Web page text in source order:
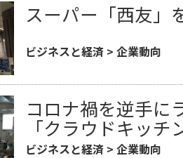
スーパー「西友」
ビジネスと経済 >企業動向
コロナ禍を逆手に
「クラウドキッ
ビジネスと経済 >企業動向